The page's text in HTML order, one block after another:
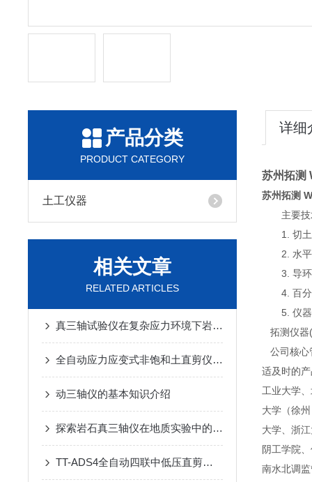
产品分类
PRODUCT CATEGORY
土工仪器
相关文章
RELATED ARTICLES
真三轴试验仪在复杂应力环境下岩土力学性质测试的突破
全自动应力应变式非饱和土直剪仪TT-2UM-苏州拓测仪器设备有限公司
动三轴仪的基本知识介绍
探索岩石真三轴仪在地质实验中的应用与优势
TT-ADS4全自动四联中低压直剪仪-苏州拓测仪器设备有限公司
详细
苏州拓测
苏州拓测
主要
1. 切
2. 水
3. 导
4. 百
5. 仪
拓测仪器
公司核心
适及时的
工业大学
大学（徐
大学、浙
阴工学院
南水北调